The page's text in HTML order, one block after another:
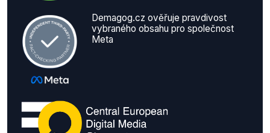
Demagog.cz ověřuje pravdivost
vybraného obsahu pro společnost
Meta